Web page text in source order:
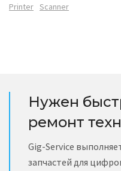
Printer Scanner
Нужен
ремонт
Gig-Service
запчастей для